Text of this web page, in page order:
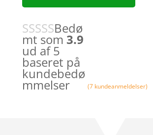
Bedø
mt som 3.9
ud af 5
baseret på
kundebedø
mmelser (7 kundeanmeldelser)